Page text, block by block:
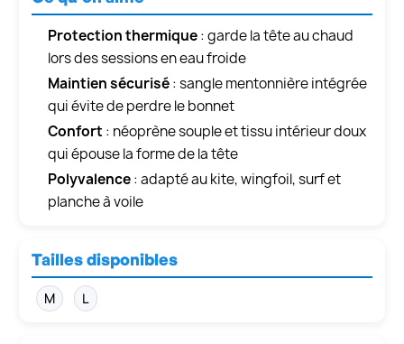
Protection thermique: garde la tête au chaud
lors des sessions en eau froide
Maintien sécurisé: sangle mentonnière intégrée
qui évite de perdre le bonnet
Confort : néoprène souple et tissu intérieur doux
qui épouse la forme de la tête
Polyvalence: adapté au kite, wingfoil, surf et
planche à voile
Tailles disponibles
M L